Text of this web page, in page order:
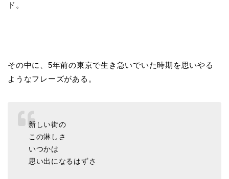
ド。
その中に、5年前の東京で生き急いでいた時期を思いやる
ようなフレーズがある。
新しい街の
この淋しさ
いつかは
思い出になるはずさ